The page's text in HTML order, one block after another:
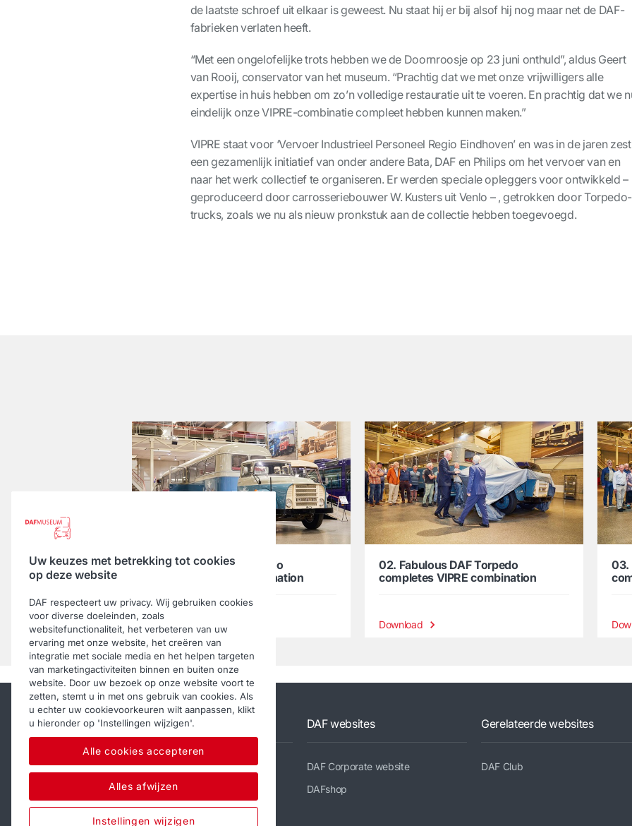
de laatste schroef uit elkaar is geweest. Nu staat hij er bij alsof hij nog maar net de DAF-
fabrieken verlaten heeft.
“Met een ongelofelijke trots hebben we de Doornroosje op 23 juni onthuld”, aldus Geert
van Rooij, conservator van het museum. “Prachtig dat we met onze vrijwilligers alle
expertise in huis hebben om zo’n volledige restauratie uit te voeren. En prachtig dat we
eindelijk onze VIPRE-combinatie compleet hebben kunnen maken.”
VIPRE staat voor ‘Vervoer Industrieel Personeel Regio Eindhoven’ en was in de jaren
een gezamenlijk initiatief van onder andere Bata, DAF en Philips om het vervoer van en
naar het werk collectief te organiseren. Er werden speciale opleggers voor ontwikkeld –
geproduceerd door carrosseriebouwer W. Kusters uit Venlo – , getrokken door Torpedo-
trucks, zoals we nu als nieuw pronkstuk aan de collectie hebben toegevoegd.
01. Fabulous DAF Torpedo
completes VIPRE combination
Download
02. Fabulous DAF Torpedo
completes VIPRE combination
Download
03.
DAF Museum
Word een Sponsor
ANBI-gegevens
Contact
DAF websites
DAF Corporate website
DAFshop
Gerelateerde websites
DAF Club
Uw keuzes met betrekking tot cookies
op deze website
DAF respecteert uw privacy. Wij gebruiken cookies
voor diverse doeleinden, zoals
websitefunctionaliteit, het verbeteren van uw
ervaring met onze website, het creëren van
integratie met sociale media en het helpen targeten
van marketingactiviteiten binnen en buiten onze
website. Door uw bezoek op onze website voort te
zetten, stemt u in met ons gebruik van cookies. Als
u echter uw cookievoorkeuren wilt aanpassen, klikt
u hieronder op 'Instellingen wijzigen'.
Alle cookies accepteren
Alles afwijzen
Instellingen wijzigen